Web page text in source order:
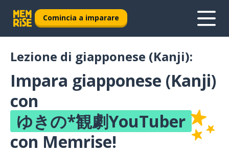
Comincia a imparare
Lezione di giapponese (Kanji):
Impara giapponese (Kanji)
con
ゆきの*観劇YouTuber
con Memrise!